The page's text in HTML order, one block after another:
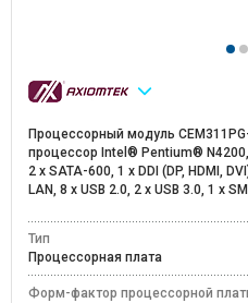
Процессорный модуль
процессор Intel® Pentium® N4200,
2 x SATA-600, 1 x DDI (DP, HDMI,
LAN, 8 x USB 2.0, 2 x USB 3.0, 1 х
Тип
Процессорная плата
Форм-фактор процессорной